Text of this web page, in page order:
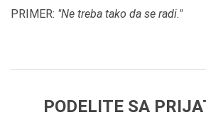
PRIMER: "Ne treba tako da se radi."
PODELITE SA